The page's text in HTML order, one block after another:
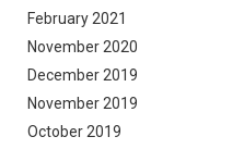
February 2021
November 2020
December 2019
November 2019
October 2019